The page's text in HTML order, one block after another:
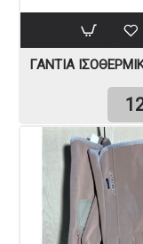
ΓΆΝΤΙΑ